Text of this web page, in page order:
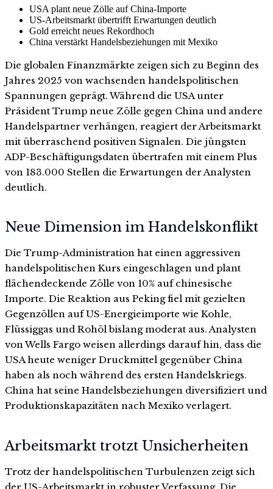
USA plant neue Zölle auf China-Importe
US-Arbeitsmarkt übertrifft Erwartungen deutlich
Gold erreicht neues Rekordhoch
China verstärkt Handelsbeziehungen mit Mexiko
Die globalen Finanzmärkte zeigen sich zu Beginn des
Jahres 2025 von wachsenden handelspolitischen
Spannungen geprägt. Während die USA unter
Präsident Trump neue Zölle gegen China und andere
Handelspartner verhängen, reagiert der Arbeitsmarkt
mit überraschend positiven Signalen. Die jüngsten
ADP-Beschäftigungsdaten übertrafen mit einem Plus
von 183.000 Stellen die Erwartungen der Analysten
deutlich.
Neue Dimension im Handelskonflikt
Die Trump-Administration hat einen aggressiven
handelspolitischen Kurs eingeschlagen und plant
flächendeckende Zölle von 10% auf chinesische
Importe. Die Reaktion aus Peking fiel mit gezielten
Gegenzöllen auf US-Energieimporte wie Kohle,
Flüssiggas und Rohöl bislang moderat aus. Analysten
von Wells Fargo weisen allerdings darauf hin, dass die
USA heute weniger Druckmittel gegenüber China
haben als noch während des ersten Handelskriegs.
China hat seine Handelsbeziehungen diversifiziert und
Produktionskapazitäten nach Mexiko verlagert.
Arbeitsmarkt trotzt Unsicherheiten
Trotz der handelspolitischen Turbulenzen zeigt sich